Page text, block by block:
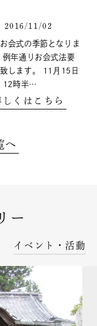
2016/11/02
会式の季節となりま
例年通りお会式法要
します。 11月15日
12時半…
しくはこちら
へ
ー
イベント・活動